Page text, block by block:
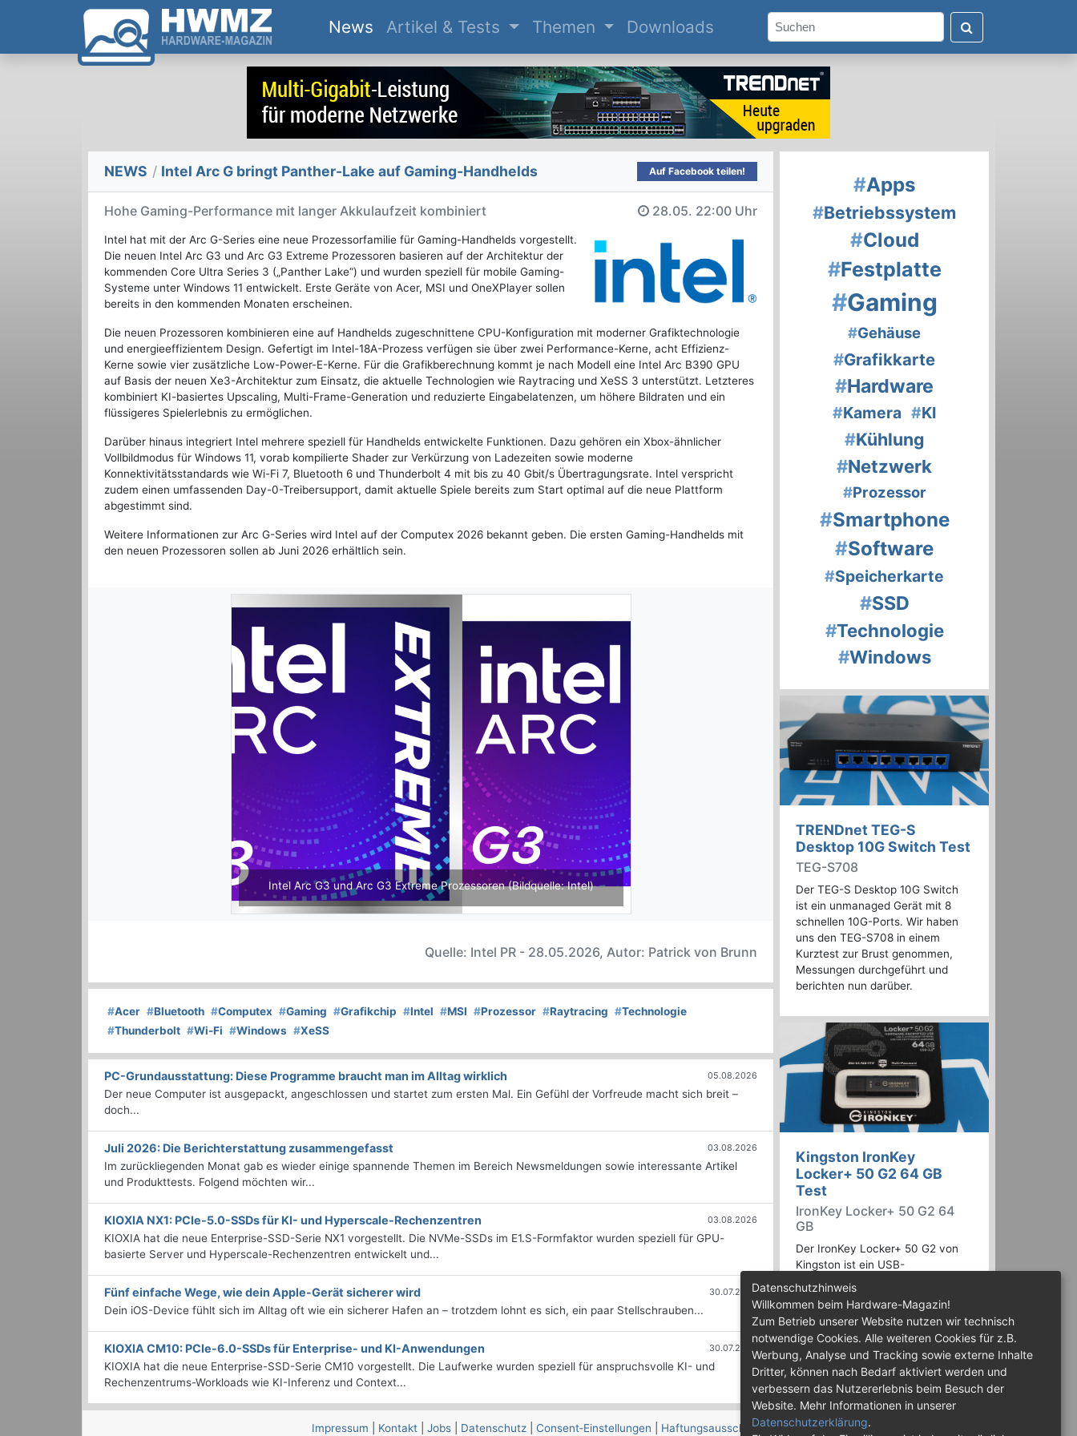
News(current)
Artikel & Tests Themen Downloads
NEWS / Intel Arc G bringt Panther-Lake auf Gaming-Handhelds Auf Facebook teilen!
Hohe Gaming-Performance mit langer Akkulaufzeit kombiniert 28.05. 22:00 Uhr
Intel hat mit der Arc G-Series eine neue Prozessorfamilie für Gaming-Handhelds vorgestellt.
Die neuen Intel Arc G3 und Arc G3 Extreme Prozessoren basieren auf der Architektur der
kommenden Core Ultra Series 3 („Panther Lake“) und wurden speziell für mobile Gaming-
Systeme unter Windows 11 entwickelt. Erste Geräte von Acer, MSI und OneXPlayer sollen
bereits in den kommenden Monaten erscheinen.
Die neuen Prozessoren kombinieren eine auf Handhelds zugeschnittene CPU-Konfiguration mit moderner Grafiktechnologie
und energieeffizientem Design. Gefertigt im Intel-18A-Prozess verfügen sie über zwei Performance-Kerne, acht Effizienz-
Kerne sowie vier zusätzliche Low-Power-E-Kerne. Für die Grafikberechnung kommt je nach Modell eine Intel Arc B390 GPU
auf Basis der neuen Xe3-Architektur zum Einsatz, die aktuelle Technologien wie Raytracing und XeSS 3 unterstützt. Letzteres
kombiniert KI-basiertes Upscaling, Multi-Frame-Generation und reduzierte Eingabelatenzen, um höhere Bildraten und ein
flüssigeres Spielerlebnis zu ermöglichen.
Darüber hinaus integriert Intel mehrere speziell für Handhelds entwickelte Funktionen. Dazu gehören ein Xbox-ähnlicher
Vollbildmodus für Windows 11, vorab kompilierte Shader zur Verkürzung von Ladezeiten sowie moderne
Konnektivitätsstandards wie Wi-Fi 7, Bluetooth 6 und Thunderbolt 4 mit bis zu 40 Gbit/s Übertragungsrate. Intel verspricht
zudem einen umfassenden Day-0-Treibersupport, damit aktuelle Spiele bereits zum Start optimal auf die neue Plattform
abgestimmt sind.
Weitere Informationen zur Arc G-Series wird Intel auf der Computex 2026 bekannt geben. Die ersten Gaming-Handhelds mit
den neuen Prozessoren sollen ab Juni 2026 erhältlich sein.
Intel Arc G3 und Arc G3 Extreme Prozessoren (Bildquelle: Intel)
Quelle: Intel PR - 28.05.2026, Autor: Patrick von Brunn
#Acer #Bluetooth #Computex #Gaming #Grafikchip #Intel #MSI #Prozessor #Raytracing #Technologie
#Thunderbolt #Wi-Fi #Windows #XeSS
PC-Grundausstattung: Diese Programme braucht man im Alltag wirklich 05.08.2026
Der neue Computer ist ausgepackt, angeschlossen und startet zum ersten Mal. Ein Gefühl der Vorfreude macht sich breit –
doch...
Juli 2026: Die Bericht­erstattung zusammengefasst 03.08.2026
Im zurückliegenden Monat gab es wieder einige spannende Themen im Bereich Newsmeldungen sowie interessante Artikel
und Produkttests. Folgend möchten wir...
KIOXIA NX1: PCIe-5.0-SSDs für KI- und Hyperscale-Rechenzentren 03.08.2026
KIOXIA hat die neue Enterprise-SSD-Serie NX1 vorgestellt. Die NVMe-SSDs im E1.S-Formfaktor wurden speziell für GPU-
basierte Server und Hyperscale-Rechenzentren entwickelt und...
Fünf einfache Wege, wie dein Apple-Gerät sicherer wird 30.07.2026
Dein iOS-Device fühlt sich im Alltag oft wie ein sicherer Hafen an – trotzdem lohnt es sich, ein paar Stellschrauben...
KIOXIA CM10: PCIe-6.0-SSDs für Enterprise- und KI-Anwendungen 30.07.2026
KIOXIA hat die neue Enterprise-SSD-Serie CM10 vorgestellt. Die Laufwerke wurden speziell für anspruchsvolle KI- und
Rechenzentrums-Workloads wie KI-Inferenz und Context...
#Apps
#Betriebssystem
#Cloud
#Festplatte
#Gaming
#Gehäuse
#Grafikkarte
#Hardware
#Kamera #KI
#Kühlung
#Netzwerk
#Prozessor
#Smartphone
#Software
#Speicherkarte
#SSD
#Technologie
#Windows
TRENDnet TEG-S
Desktop 10G Switch Test
TEG-S708
Der TEG-S Desktop 10G Switch
ist ein unmanaged Gerät mit 8
schnellen 10G-Ports. Wir haben
uns den TEG-S708 in einem
Kurztest zur Brust genommen,
Messungen durchgeführt und
berichten nun darüber.
Kingston IronKey
Locker+ 50 G2 64 GB
Test
IronKey Locker+ 50 G2 64
GB
Der IronKey Locker+ 50 G2 von
Kingston ist ein USB-
Flashspeicher mit 256 Bit starker
AES-HW-Verschlüsselung im XTS-
Modus. Wir haben das 64-GB-
Modell im Praxistest genauer
begutachtet.
Impressum Kontakt Jobs Datenschutz Consent‑Einstellungen Haftungsausschluss
Datenschutzhinweis
Willkommen beim Hardware-Magazin!
Zum Betrieb unserer Website nutzen wir technisch
notwendige Cookies. Alle weiteren Cookies für z.B.
Werbung, Analyse und Tracking sowie externe Inhalte
Dritter, können nach Bedarf aktiviert werden und
verbessern das Nutzererlebnis beim Besuch der
Website. Mehr Informationen in unserer
Datenschutzerklärung.